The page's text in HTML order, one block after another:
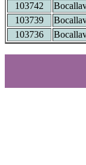
103742
103739
103736